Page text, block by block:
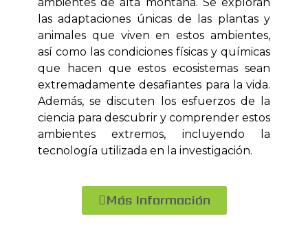
las adaptaciones únicas de las plantas y
animales que viven en estos ambientes,
así como las condiciones físicas y químicas
que hacen que estos ecosistemas sean
extremadamente desafiantes para la vida.
Además, se discuten los esfuerzos de la
ciencia para descubrir y comprender estos
ambientes extremos, incluyendo la
tecnología utilizada en la investigación.
Más Información